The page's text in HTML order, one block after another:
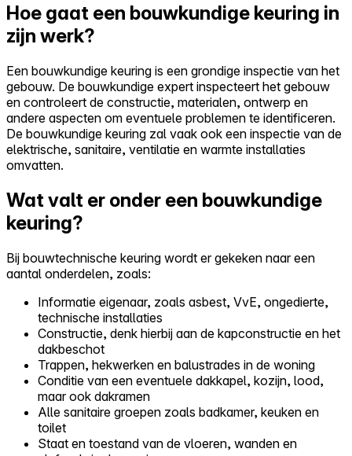
Hoe gaat een bouwkundige keuring in
zijn werk?
Een bouwkundige keuring is een grondige inspectie van het
gebouw. De bouwkundige expert inspecteert het gebouw
en controleert de constructie, materialen, ontwerp en
andere aspecten om eventuele problemen te identificeren.
De bouwkundige keuring zal vaak ook een inspectie van de
elektrische, sanitaire, ventilatie en warmte installaties
omvatten.
Wat valt er onder een bouwkundige
keuring?
Bij bouwtechnische keuring wordt er gekeken naar een
aantal onderdelen, zoals:
Informatie eigenaar, zoals asbest, VvE, ongedierte,
technische installaties
Constructie, denk hierbij aan de kapconstructie en het
dakbeschot
Trappen, hekwerken en balustrades in de woning
Conditie van een eventuele dakkapel, kozijn, lood,
maar ook dakramen
Alle sanitaire groepen zoals badkamer, keuken en
toilet
Staat en toestand van de vloeren, wanden en